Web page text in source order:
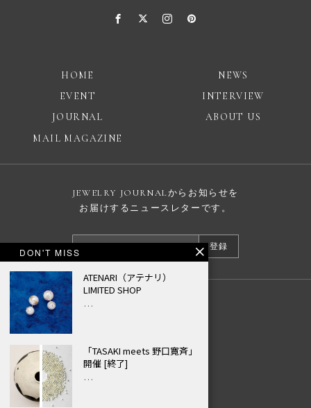
HOME
NEWS
EVENT
INTERVIEW
JOURNAL
ABOUT US
MAIL MAGAZINE
JEWELRY JOURNALからお知らせを
お届けするニュースレターです。
登録
© JEWELRY JOURNAL
DON'T MISS
ATENARI（アテナリ）
LIMITED SHOP
…
「TASAKI meets 野口寛斉」
開催 [終了]
…